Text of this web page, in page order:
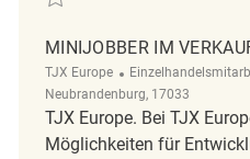
MINIJOBBER IM
TJX Europe Kategorie
Neubrandenburg, 17033
TJX Europe. Bei TJX
Möglichkeiten für